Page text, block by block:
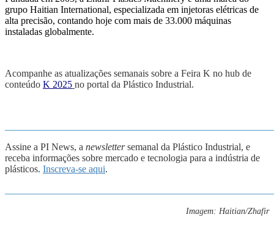
grupo Haitian International, especializada em injetoras elétricas de
alta precisão, contando hoje com mais de 33.000 máquinas
instaladas globalmente.
Acompanhe as atualizações semanais sobre a Feira K no hub de
conteúdo K 2025 no portal da Plástico Industrial.
Assine a PI News, a newslettersemanal da Plástico Industrial, e
receba informações sobre mercado e tecnologia para a indústria de
plásticos. Inscreva-se aqui.
Imagem: Haitian/Zhafir